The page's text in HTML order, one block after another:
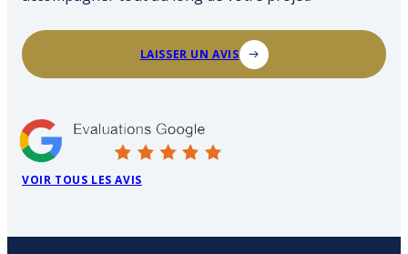
LAISSER UN AVIS
VOIR TOUS LES AVIS